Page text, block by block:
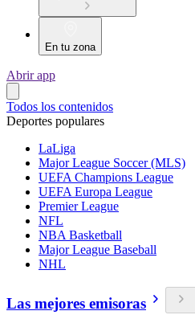
En tu zona
Abrir app
Todos los contenidos
Deportes populares
LaLiga
Major League Soccer (MLS)
UEFA Champions League
UEFA Europa League
Premier League
NFL
NBA Basketball
Major League Baseball
NHL
Las mejores emisoras